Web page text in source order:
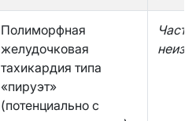
Полиморфная
желудочковая
тахикардия типа
«пируэт»
(потенциально с